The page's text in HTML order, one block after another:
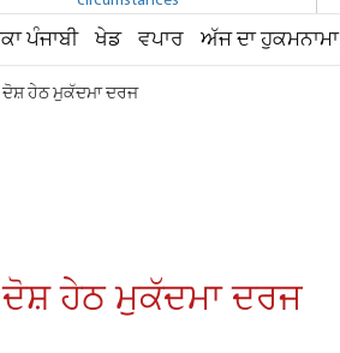
ਪੰਜਾਬੀ ਖੇਡ ਵਪਾਰ ਅੱਜ ਦਾ ਹੁਕਮਨਾਮਾ
ਦੋਸ਼ ਹੇਠ ਮੁਕੱਦਮਾ ਦਰਜ
ਹੇਠ ਮੁਕੱਦਮਾ ਦਰਜ